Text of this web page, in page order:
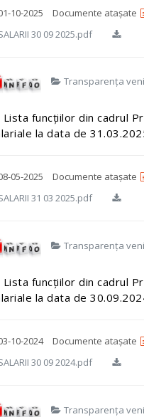
10-2025 Documente atașate
30 09 2025.pdf
Transparența
Lista funcțiilor din cadrul
la data de
05-2025 Documente atașate
31 03 2025.pdf
Transparența
Lista funcțiilor din cadrul
la data de
10-2024 Documente atașate
30 09 2024.pdf
Transparența